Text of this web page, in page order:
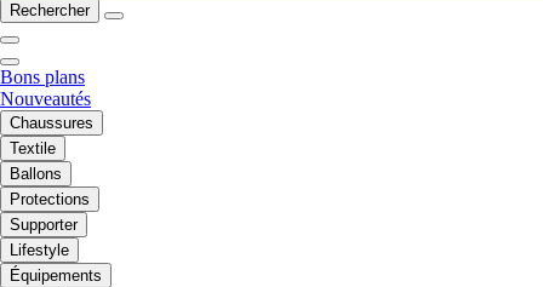
Rechercher
Bons plans
Nouveautés
Chaussures
Textile
Ballons
Protections
Supporter
Lifestyle
Équipements